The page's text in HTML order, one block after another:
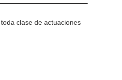
clase de actuaciones